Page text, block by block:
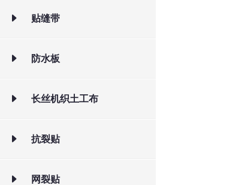
贴缝带
防水板
长丝机织土工布
抗裂贴
网裂贴